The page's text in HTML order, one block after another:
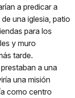
a predicar a
una iglesia, patio
para los
y muro
tarde.
a una
una misión
como centro